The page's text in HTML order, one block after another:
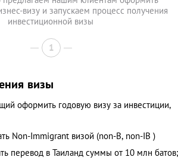
визу и запускаем процесс получения
инвестиционной визы
1
визы
оформить годовую визу за инвестиции,
Non-Immigrant визой (non-B, non-IB )
перевод в Таиланд суммы от 10 млн батов;